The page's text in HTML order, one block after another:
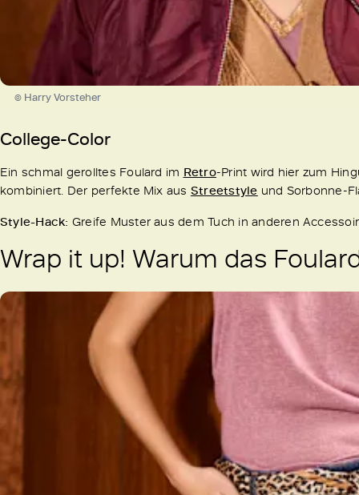
© Harry Vorsteher
College-Color
Ein schmal gerolltes Foulard im Retro-Print wird hier zum
kombiniert. Der perfekte Mix aus Streetstyle und Sorbonne-
Style-Hack: Greife Muster aus dem Tuch in anderen
Wrap it up! Warum das